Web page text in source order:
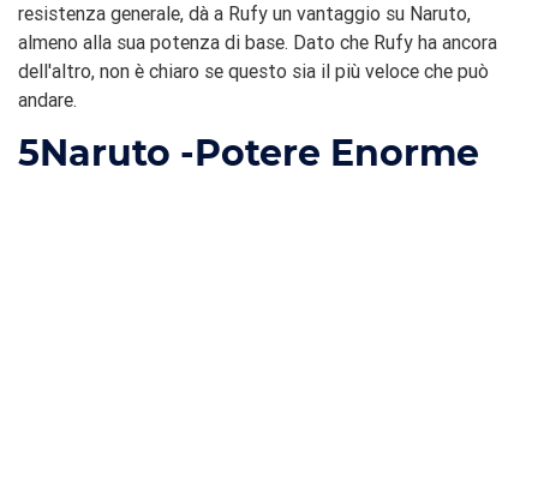
resistenza generale, dà a Rufy un vantaggio su Naruto,
almeno alla sua potenza di base. Dato che Rufy ha ancora
dell'altro, non è chiaro se questo sia il più veloce che può
andare.
5Naruto -Potere Enorme